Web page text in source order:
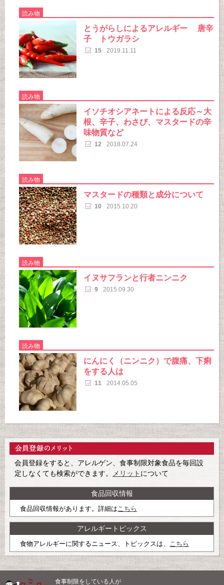
読み物
とうがらしによるアレルギー 唐辛
子 トウガラシ
15 2019.11.11
読み物
イソチオシアネートによる反応～大
根、辛子、わさび、マスタードの辛
味物質など
12 2018.07.24
読み物
マスタードの種類と成分について
10 2015.10.20
読み物
イヌサフランと行者ニンニク
9 2015.09.30
読み物
にんにく（ニンニク）で腹痛、下痢
をする人は
11 2014.05.05
会員登録をすると、アレルゲン、食事制限対象食品を毎回設
定しなくても検索ができます。
メリット について
食品回収情報
食品回収情報があります。詳細はこちら
アレルギートピックス
食物アレルギーに関するニュース、トピックスは、 こちら
食事制限をしている人が